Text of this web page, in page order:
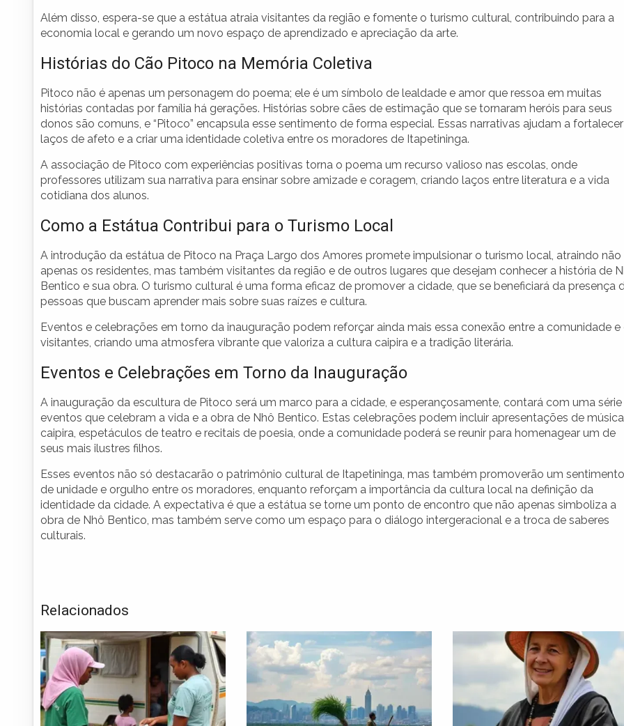
Além disso, espera-se que a estátua atraia visitantes da região e fomente o turismo cultural, contribuindo para a
economia local e gerando um novo espaço de aprendizado e apreciação da arte.
Histórias do Cão Pitoco na Memória Coletiva
Pitoco não é apenas um personagem do poema; ele é um símbolo de lealdade e amor que ressoa em muitas
histórias contadas por família há gerações. Histórias sobre cães de estimação que se tornaram heróis para seus
donos são comuns, e “Pitoco” encapsula esse sentimento de forma especial. Essas narrativas ajudam a fortalecer
laços de afeto e a criar uma identidade coletiva entre os moradores de Itapetininga.
A associação de Pitoco com experiências positivas torna o poema um recurso valioso nas escolas, onde
professores utilizam sua narrativa para ensinar sobre amizade e coragem, criando laços entre literatura e a vida
cotidiana dos alunos.
Como a Estátua Contribui para o Turismo Local
A introdução da estátua de Pitoco na Praça Largo dos Amores promete impulsionar o turismo local, atraindo não
apenas os residentes, mas também visitantes da região e de outros lugares que desejam conhecer a história de
Bentico e sua obra. O turismo cultural é uma forma eficaz de promover a cidade, que se beneficiará da presença
pessoas que buscam aprender mais sobre suas raízes e cultura.
Eventos e celebrações em torno da inauguração podem reforçar ainda mais essa conexão entre a comunidade e
visitantes, criando uma atmosfera vibrante que valoriza a cultura caipira e a tradição literária.
Eventos e Celebrações em Torno da Inauguração
A inauguração da escultura de Pitoco será um marco para a cidade, e esperançosamente, contará com uma
eventos que celebram a vida e a obra de Nhô Bentico. Estas celebrações podem incluir apresentações de música
caipira, espetáculos de teatro e recitais de poesia, onde a comunidade poderá se reunir para homenagear um de
seus mais ilustres filhos.
Esses eventos não só destacarão o patrimônio cultural de Itapetininga, mas também promoverão um sentimento
de unidade e orgulho entre os moradores, enquanto reforçam a importância da cultura local na definição da
identidade da cidade. A expectativa é que a estátua se torne um ponto de encontro que não apenas simboliza a
obra de Nhô Bentico, mas também serve como um espaço para o diálogo intergeracional e a troca de saberes
culturais.
Relacionados